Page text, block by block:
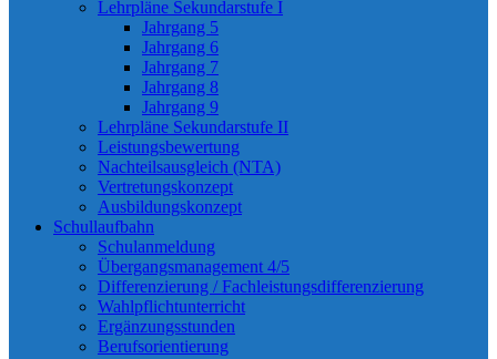
Lehrpläne Sekundarstufe I
Jahrgang 5
Jahrgang 6
Jahrgang 7
Jahrgang 8
Jahrgang 9
Lehrpläne Sekundarstufe II
Leistungsbewertung
Nachteilsausgleich (NTA)
Vertretungskonzept
Ausbildungskonzept
Schullaufbahn
Schulanmeldung
Übergangsmanagement 4/5
Differenzierung / Fachleistungsdifferenzierung
Wahlpflichtunterricht
Ergänzungsstunden
Berufsorientierung